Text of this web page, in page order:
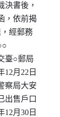
決書後，
，依前揭
，經郵務
臺○郵局
12月22日
察局大安
出售戶口
12月30日